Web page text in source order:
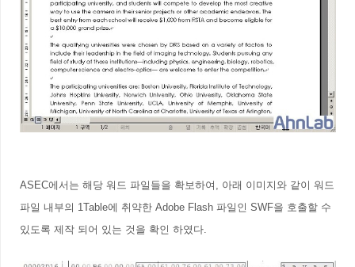
ASEC에서는 해당 워드 파일들을 확보하여, 아래 이미지와 같이 워드
파일 내부의 1Table에 취약한 Adobe Flash 파일인 SWF을 호출할 수
있도록 제작 되어 있는 것을 확인 하였다.